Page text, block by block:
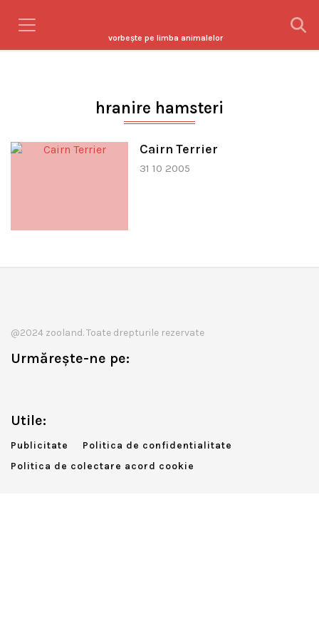
vorbeşte pe limba animalelor
hranire hamsteri
Cairn Terrier
31 10 2005
@2024 zooland. Toate drepturile rezervate
Urmărește-ne pe:
Utile:
Publicitate
Politica de confidentialitate
Politica de colectare acord cookie